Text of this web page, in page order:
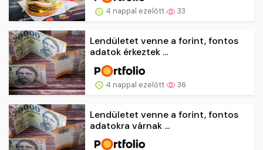
4 nappal ezelőtt 33
Lendületet venne a forint, fontos
adatok érkeztek ...
4 nappal ezelőtt 36
Lendületet venne a forint, fontos
adatokra várnak ...